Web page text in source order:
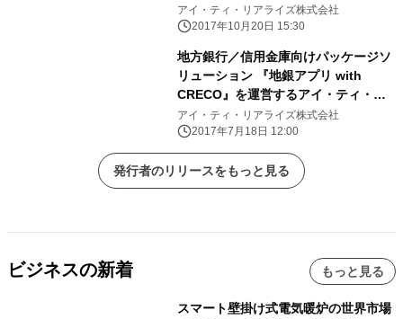
アイ・ティ・リアライズ株式会社
2017年10月20日 15:30
地方銀行／信用金庫向けパッケージソ
リューション 『地銀アプリ with
CRECO』を運営するアイ・ティ・リ
アライズが 第三者割当増資を実施
アイ・ティ・リアライズ株式会社
2017年7月18日 12:00
発行者のリリースをもっと見る
ビジネスの新着 もっと見る
スマート壁掛け式電気暖炉の世界市場